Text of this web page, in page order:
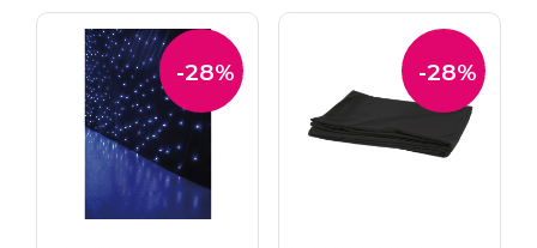
-28% -28%